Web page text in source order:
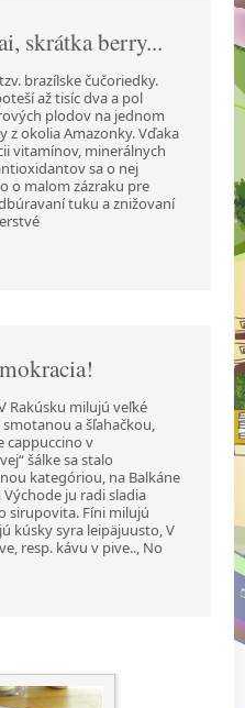
skrátka berry...
brazílske čučoriedky.
až tisíc dva a pol
plodov na jednom
z okolia Amazonky. Vďaka
vitamínov, minerálnych
sa o nej
o malom zázraku pre
tuku a znižovaní
Rakúsku milujú veľké
smotanou a šľahačkou,
cappuccino v
šálke sa stalo
kategóriou, na Balkáne
Východe ju radi sladia
sirupovita. Fíni milujú
kúsky syra leipäjuusto, V
resp. kávu v pive.., No